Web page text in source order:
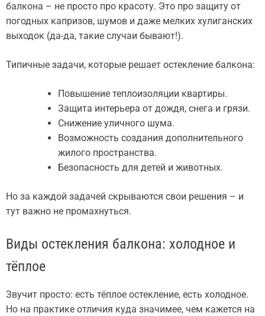
балкона – не просто про красоту. Это про защиту от
погодных капризов, шумов и даже мелких хулиганских
выходок (да-да, такие случаи бывают!).
Типичные задачи, которые решает остекление балкона:
Повышение теплоизоляции квартиры.
Защита интерьера от дождя, снега и грязи.
Снижение уличного шума.
Возможность создания дополнительного
жилого пространства.
Безопасность для детей и животных.
Но за каждой задачей скрываются свои решения – и
тут важно не промахнуться.
Виды остекления балкона: холодное и
тёплое
Звучит просто: есть тёплое остекление, есть холодное.
Но на практике отличия куда значимее, чем кажется на